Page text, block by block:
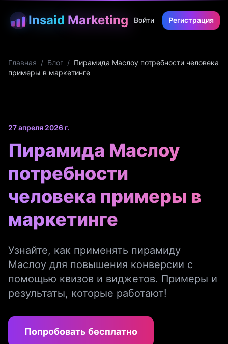
Insaid Marketing Войти Регистрация
Главная / Блог / Пирамида Маслоу потребности человека
примеры в маркетинге
27 апреля 2026 г.
Пирамида Маслоу
потребности
человека примеры в
маркетинге
Узнайте, как применять пирамиду
Маслоу для повышения конверсии с
помощью квизов и виджетов. Примеры и
результаты, которые работают!
Попробовать бесплатно